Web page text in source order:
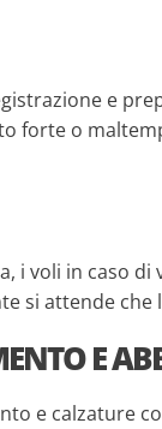
e
forte o
i voli in caso
si attende che
E
e calzature